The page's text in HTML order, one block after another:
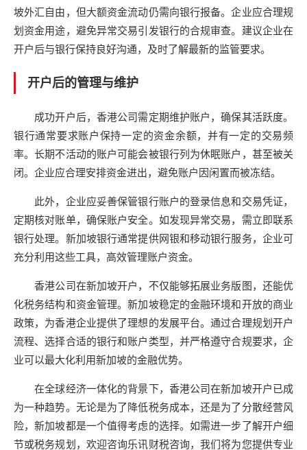
坡外汇自由，但大额资金流动仍需向银行报备。企业应合理规
划资金用途，避免异常交易引发银行的合规审查。建议企业在
开户后与银行保持良好沟通，及时了解最新的监管要求。
开户后的管理与维护
成功开户后，香港公司需定期维护账户，确保其活跃度。
银行通常要求账户保持一定的资金余额，并有一定的交易频
率。长期不活动的账户可能会被银行列为休眠账户，甚至被关
闭。企业应合理安排资金进出，避免账户因闲置而被冻结。
此外，企业应妥善保管银行账户的登录信息和交易凭证，
定期核对账单，确保账户安全。如发现异常交易，需立即联系
银行处理。新加坡银行通常提供网银和移动银行服务，企业可
充分利用这些工具，高效管理账户资金。
香港公司在新加坡开户，不仅能够拓展业务版图，还能优
化税务结构和资金管理。新加坡稳定的金融环境和开放的商业
政策，为香港企业提供了理想的发展平台。通过合理规划开户
流程、选择合适的银行和账户类型，并严格遵守合规要求，企
业可以最大化利用新加坡的金融优势。
在全球经济一体化的背景下，香港公司在新加坡开户已成
为一种趋势。无论是为了降低税务成本，还是为了分散经营风
险，新加坡都是一个值得考虑的选择。如需进一步了解开户细
节或税务规划，欢迎咨询乐讯财税咨询，我们将为您提供专业